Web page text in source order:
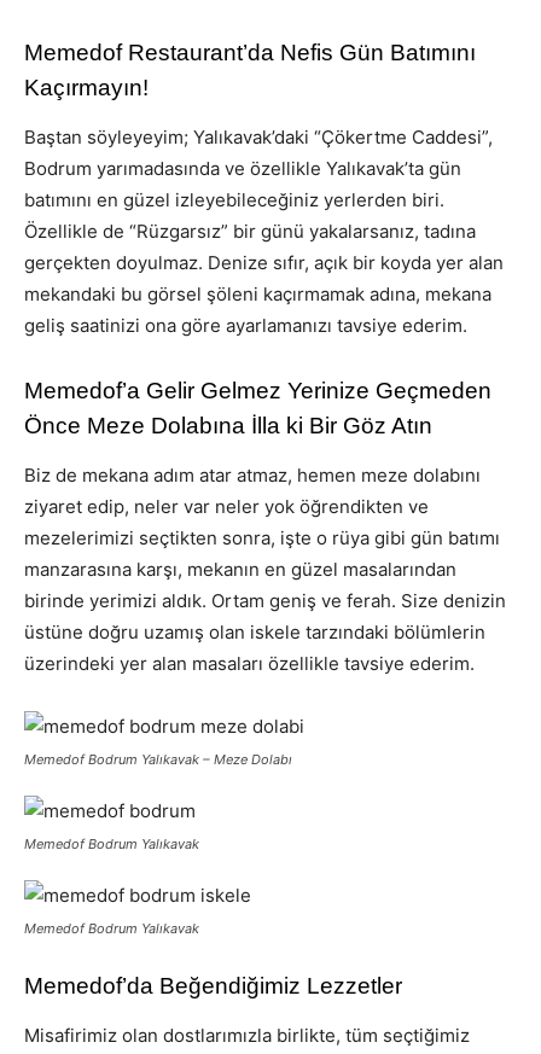
Memedof Restaurant’da Nefis Gün Batımını
Kaçırmayın!
Baştan söyleyeyim; Yalıkavak’daki “Çökertme Caddesi”,
Bodrum yarımadasında ve özellikle Yalıkavak’ta gün
batımını en güzel izleyebileceğiniz yerlerden biri.
Özellikle de “Rüzgarsız” bir günü yakalarsanız, tadına
gerçekten doyulmaz. Denize sıfır, açık bir koyda yer alan
mekandaki bu görsel şöleni kaçırmamak adına, mekana
geliş saatinizi ona göre ayarlamanızı tavsiye ederim.
Memedof’a Gelir Gelmez Yerinize Geçmeden
Önce Meze Dolabına İlla ki Bir Göz Atın
Biz de mekana adım atar atmaz, hemen meze dolabını
ziyaret edip, neler var neler yok öğrendikten ve
mezelerimizi seçtikten sonra, işte o rüya gibi gün batımı
manzarasına karşı, mekanın en güzel masalarından
birinde yerimizi aldık. Ortam geniş ve ferah. Size denizin
üstüne doğru uzamış olan iskele tarzındaki bölümlerin
üzerindeki yer alan masaları özellikle tavsiye ederim.
Memedof Bodrum Yalıkavak – Meze Dolabı
Memedof Bodrum Yalıkavak
Memedof Bodrum Yalıkavak
Memedof’da Beğendiğimiz Lezzetler
Misafirimiz olan dostlarımızla birlikte, tüm seçtiğimiz